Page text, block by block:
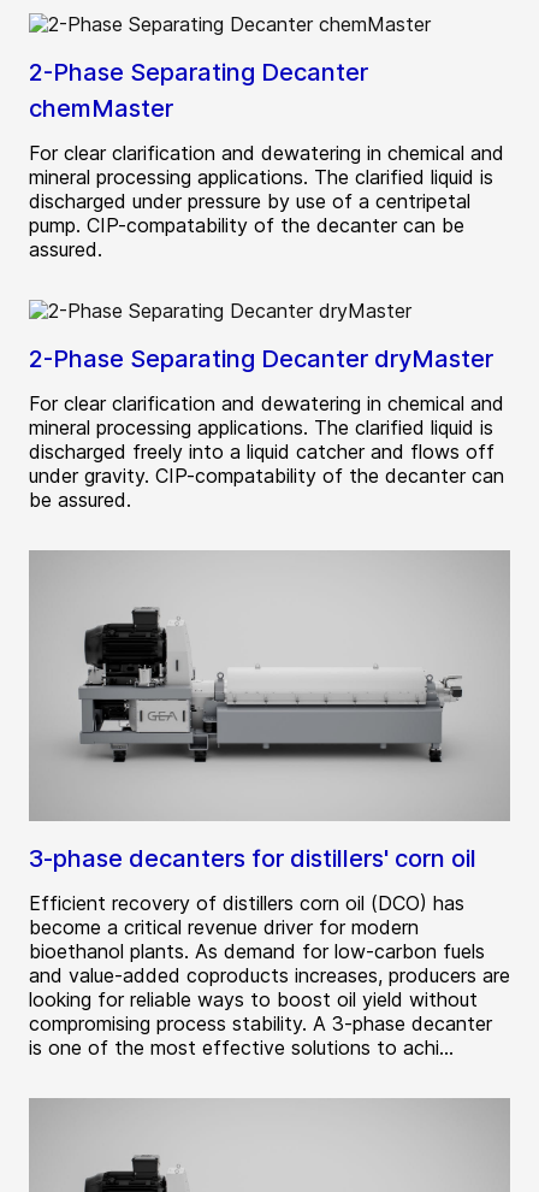
2-Phase Separating Decanter
chemMaster
For clear clarification and dewatering in chemical and
mineral processing applications. The clarified liquid is
discharged under pressure by use of a centripetal
pump. CIP-compatability of the decanter can be
assured.
2-Phase Separating Decanter dryMaster
For clear clarification and dewatering in chemical and
mineral processing applications. The clarified liquid is
discharged freely into a liquid catcher and flows off
under gravity. CIP-compatability of the decanter can
be assured.
3-phase decanters for distillers' corn oil
Efficient recovery of distillers corn oil (DCO) has
become a critical revenue driver for modern
bioethanol plants. As demand for low‑carbon fuels
and value‑added coproducts increases, producers are
looking for reliable ways to boost oil yield without
compromising process stability. A 3‑phase decanter
is one of the most effective solutions to achi...